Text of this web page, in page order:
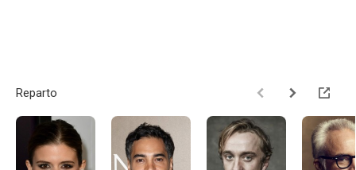
Reparto